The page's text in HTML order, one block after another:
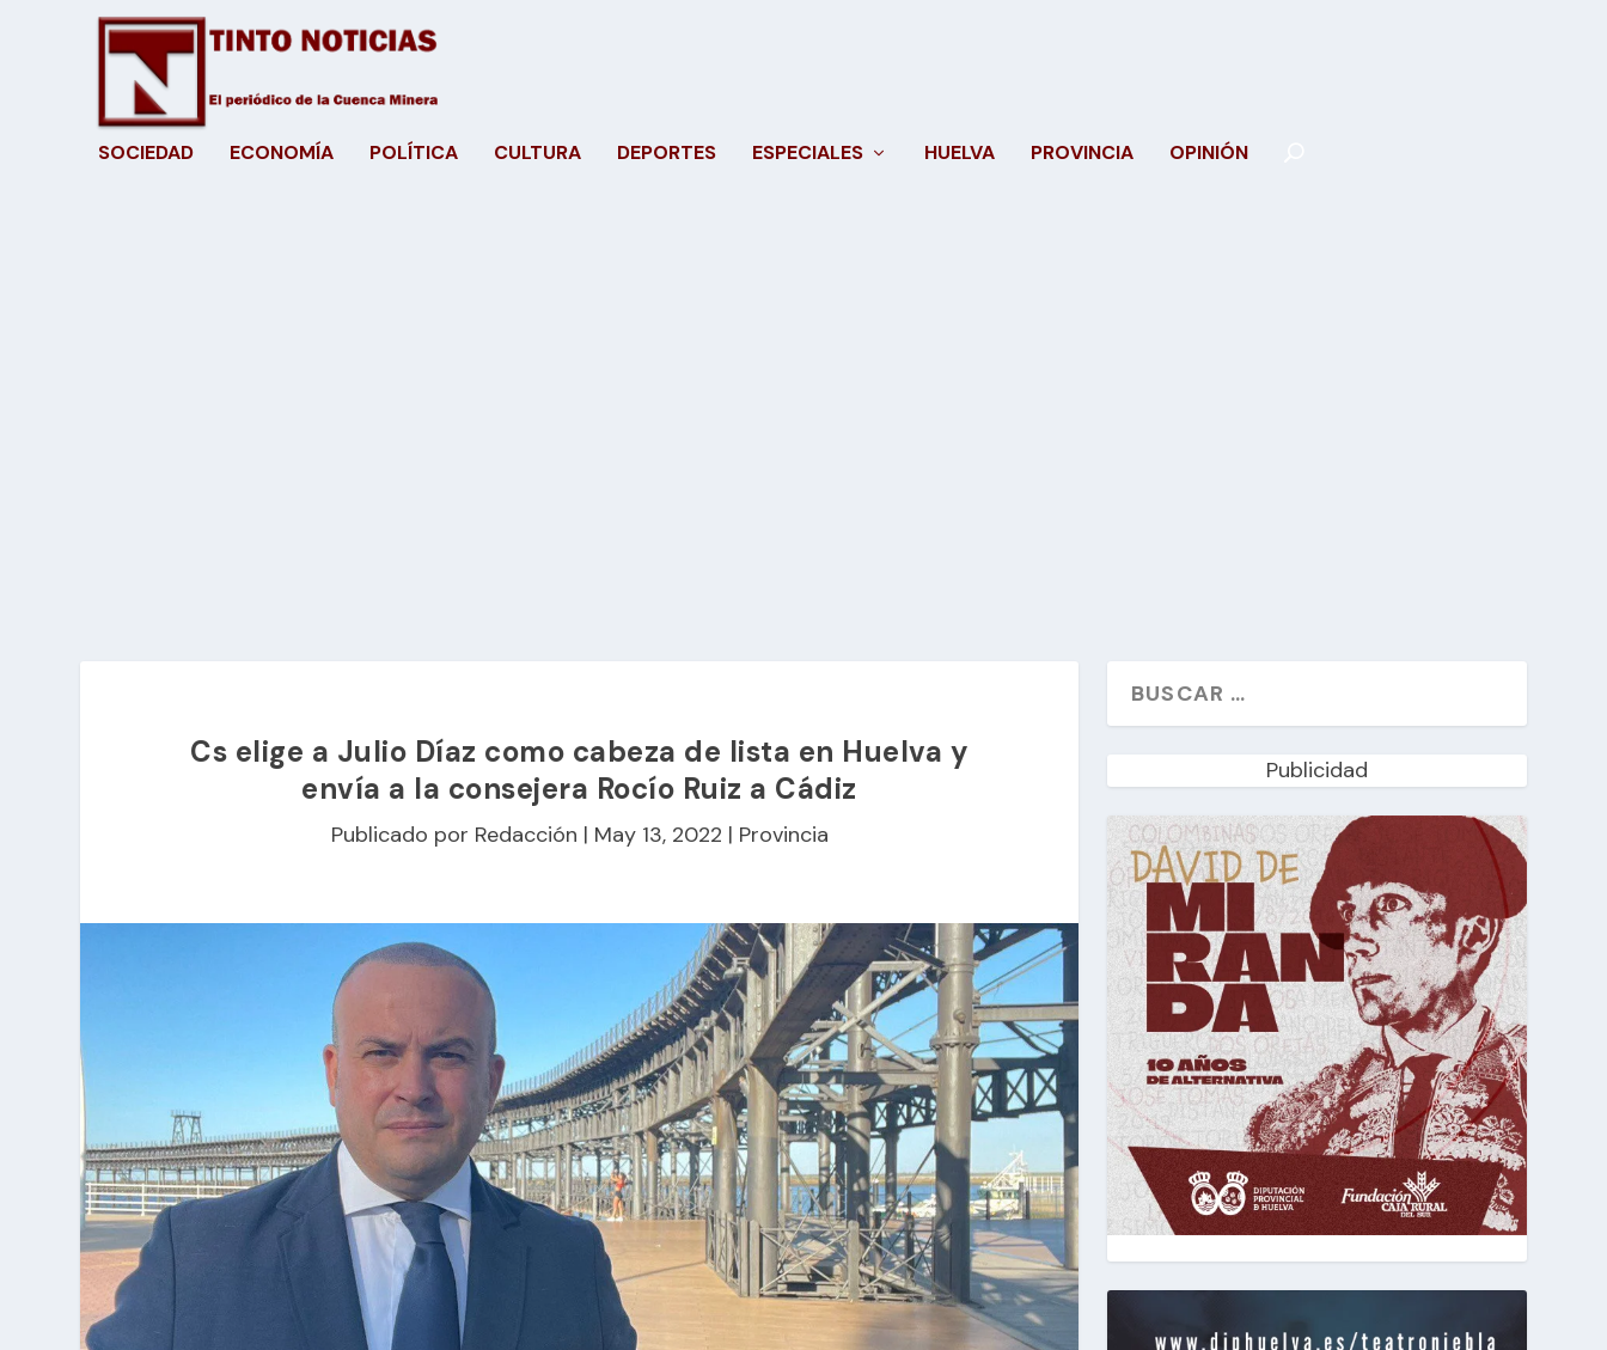
SOCIEDAD ECONOMÍA POLÍTICA CULTURA DEPORTES ESPECIALES HUELVA PROVINCIA OPINIÓN
Cs elige a Julio Díaz como cabeza de lista en Huelva y
envía a la consejera Rocío Ruiz a Cádiz
Publicado por Redacción | May 13, 2022 | Provincia
Publicidad